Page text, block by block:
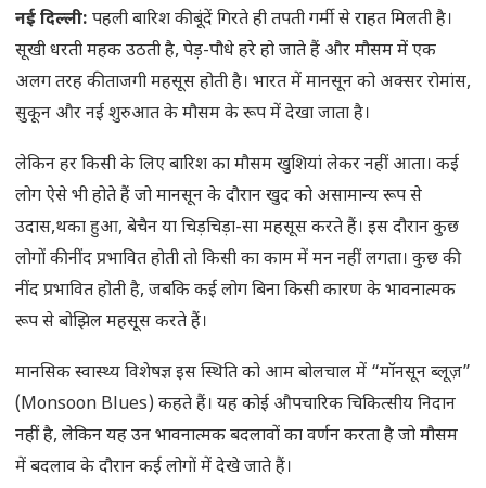
नई दिल्ली: पहली बारिश की बूंदें गिरते ही तपती गर्मी से राहत मिलती है।
सूखी धरती महक उठती है, पेड़-पौधे हरे हो जाते हैं और मौसम में एक
अलग तरह की ताजगी महसूस होती है। भारत में मानसून को अक्सर रोमांस,
सुकून और नई शुरुआत के मौसम के रूप में देखा जाता है।
लेकिन हर किसी के लिए बारिश का मौसम खुशियां लेकर नहीं आता। कई
लोग ऐसे भी होते हैं जो मानसून के दौरान खुद को असामान्य रूप से
उदास,थका हुआ, बेचैन या चिड़चिड़ा-सा महसूस करते हैं। इस दौरान कुछ
लोगों की नींद प्रभावित होती तो किसी का काम में मन नहीं लगता। कुछ की
नींद प्रभावित होती है, जबकि कई लोग बिना किसी कारण के भावनात्मक
रूप से बोझिल महसूस करते हैं।
मानसिक स्वास्थ्य विशेषज्ञ इस स्थिति को आम बोलचाल में “मॉनसून ब्लूज़”
(Monsoon Blues) कहते हैं। यह कोई औपचारिक चिकित्सीय निदान
नहीं है, लेकिन यह उन भावनात्मक बदलावों का वर्णन करता है जो मौसम
में बदलाव के दौरान कई लोगों में देखे जाते हैं।